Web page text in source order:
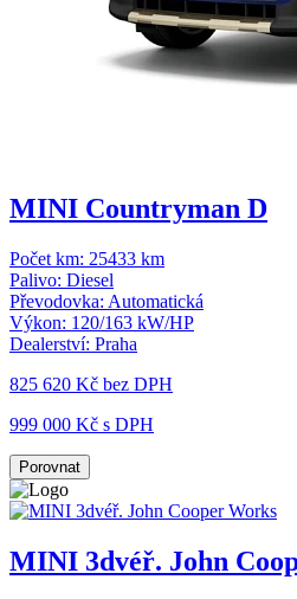
MINI Countryman D
Počet km: 25433 km
Palivo: Diesel
Převodovka: Automatická
Výkon: 120/163 kW/HP
Dealerství: Praha
825 620 Kč bez DPH
999 000 Kč s DPH
Porovnat
MINI 3dvéř. John